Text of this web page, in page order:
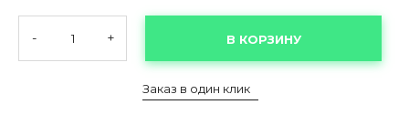
- + В КОРЗИНУ
Заказ в один клик